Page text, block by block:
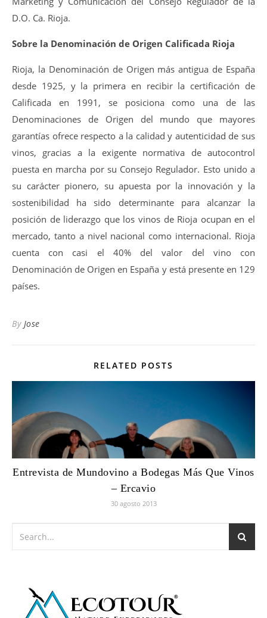
D.O. Ca. Rioja.
Sobre la Denominación de Origen Calificada Rioja
Rioja, la Denominación de Origen más antigua de España
desde 1925, y la primera en recibir la certificación de
Calificada en 1991, se posiciona como una de las
Denominaciones de Origen del mundo que mayores
garantías ofrece respecto a la calidad y autenticidad de sus
vinos, gracias a la exigente normativa de autocontrol
puesta en marcha por su Consejo Regulador. Esto unido a
su carácter pionero, su apuesta por la innovación y la
sostenibilidad ha sido determinante para alcanzar la
posición de liderazgo que los vinos de Rioja ocupan en el
mercado, tanto a nivel nacional como internacional. Rioja
cuenta con casi el 40% del valor del vino con
Denominación de Origen en España y está presente en 129
países.
By Jose
RELATED POSTS
Entrevista de Mundovino a Bodegas Más Que Vinos
– Ercavio
30 agosto 2013